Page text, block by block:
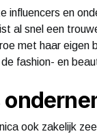
influencers en
al snel een
met haar eigen
fashion- en
ook zakelijk